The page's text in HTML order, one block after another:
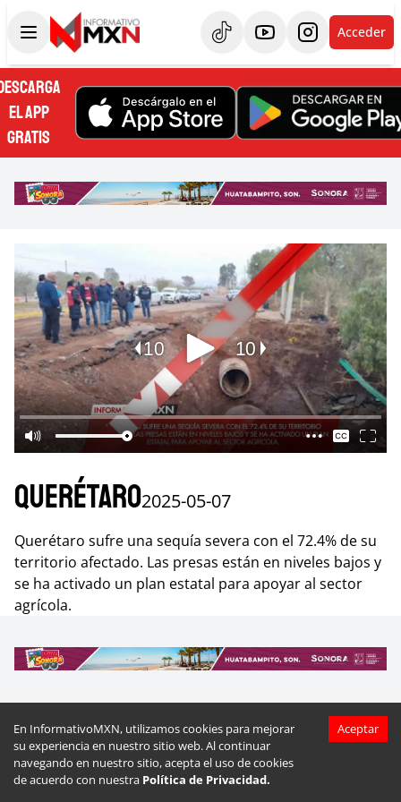
En InformativoMXN, utilizamos cookies para mejorar
su experiencia en nuestro sitio web. Al continuar
navegando en nuestro sitio, acepta el uso de cookies
de acuerdo con nuestra Política de Privacidad.
Aceptar
Acceder
EL APP
GRATIS
Querétaro2025-05-07
Querétaro sufre una sequía severa con el 72.4% de su
territorio afectado. Las presas están en niveles bajos y
se ha activado un plan estatal para apoyar al sector
agrícola.
Más videos deQuerétaro